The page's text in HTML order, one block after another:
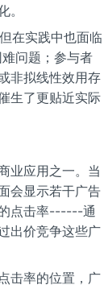
在实践中也面临
问题；参与者
非拟线性效用存
生了更贴近实际
业应用之一。当
会显示若干广告
点击率------通
出价竞争这些广
击率的位置，广